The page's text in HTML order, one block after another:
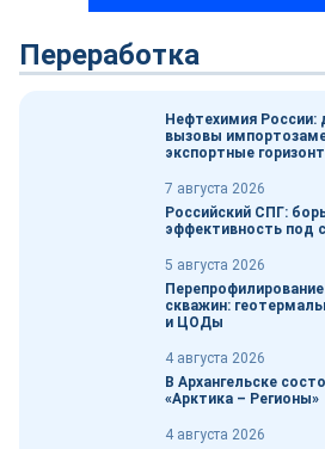
Переработка
Нефтехимия России:
вызовы
экспортные
7 августа 2026
Российский СПГ:
эффективность под
5 августа 2026
скважин:
и ЦОДы
4 августа 2026
В Архангельске
«Арктика – Регионы»
4 августа 2026